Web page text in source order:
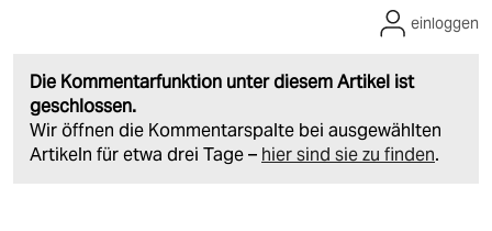
Die Kommentarfunktion unter diesem Artikel ist
geschlossen.
Wir öffnen die Kommentarspalte bei ausgewählten
Artikeln für etwa drei Tage – hier sind sie zu finden.
einloggen